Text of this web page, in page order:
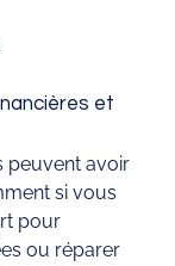
et
peuvent avoir
si vous
pour
ou réparer